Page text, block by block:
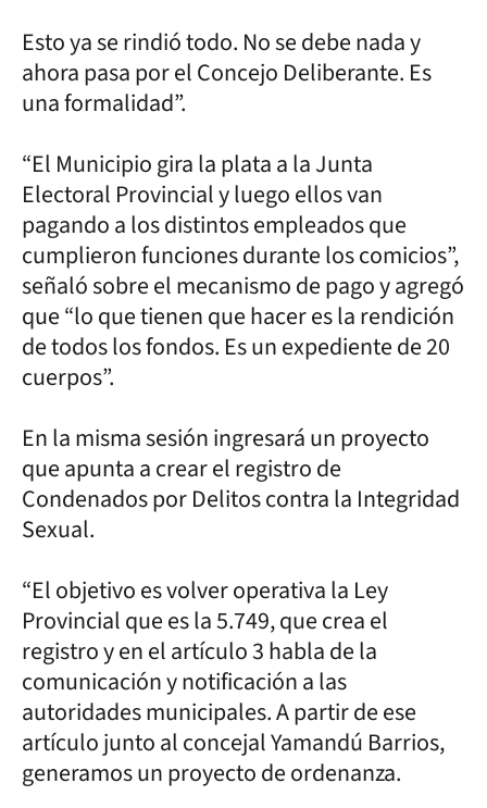
Esto ya se rindió todo. No se debe nada y
ahora pasa por el Concejo Deliberante. Es
una formalidad”.
“El Municipio gira la plata a la Junta
Electoral Provincial y luego ellos van
pagando a los distintos empleados que
cumplieron funciones durante los comicios”,
señaló sobre el mecanismo de pago y agregó
que “lo que tienen que hacer es la rendición
de todos los fondos. Es un expediente de 20
cuerpos”.
En la misma sesión ingresará un proyecto
que apunta a crear el registro de
Condenados por Delitos contra la Integridad
Sexual.
“El objetivo es volver operativa la Ley
Provincial que es la 5.749, que crea el
registro y en el artículo 3 habla de la
comunicación y notificación a las
autoridades municipales. A partir de ese
artículo junto al concejal Yamandú Barrios,
generamos un proyecto de ordenanza.